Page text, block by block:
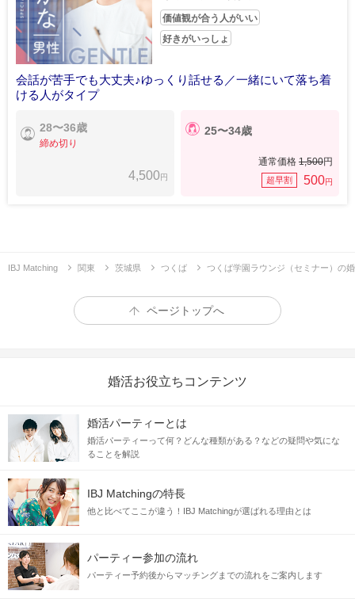
価値観が合う人がいい
好きがいっしょ
会話が苦手でも大丈夫♪ゆっくり話せる／一緒にいて落ち着
ける人がタイプ
28〜36歳
締め切り
4,500円
25〜34歳
通常価格 1,500円
超早割 500円
IBJ Matching 関東 茨城県 つくば つくば学園ラウンジ（セミナー）の
ページトップへ
婚活お役立ちコンテンツ
婚活パーティーとは
婚活パーティーって何？どんな種類がある？などの疑問や気にな
ることを解説
IBJ Matchingの特長
他と比べてここが違う！IBJ Matchingが選ばれる理由とは
パーティー参加の流れ
パーティー予約後からマッチングまでの流れをご案内します